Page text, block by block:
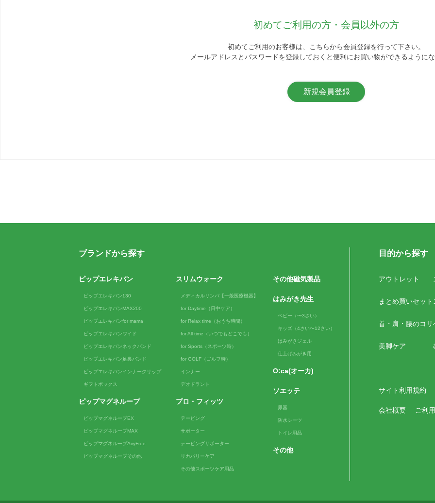
初めてご利用の方・会員以外の方
初めてご利用のお客様は、こちらから会員登録を行って下さい。
メールアドレスとパスワードを登録しておくと便利にお買い物ができるように
ブランドから探す
ピップエレキバン
ピップエレキバン130
ピップエレキバンMAX200
ピップエレキバンfor mama
ピップエレキバンワイド
ピップエレキバンネックバンド
ピップエレキバン足裏バンド
ピップエレキバンインナークリップ
ギフトボックス
ピップマグネループ
ピップマグネループEX
ピップマグネループMAX
ピップマグネループAiryFree
ピップマグネループその他
スリムウォーク
メディカルリンパ【一般医療機器】
for Daytime（日中ケア）
for Relax time（おうち時間）
for All time（いつでもどこでも）
for Sports（スポーツ時）
for GOLF（ゴルフ時）
インナー
デオドラント
プロ・フィッツ
テーピング
サポーター
テーピングサポーター
リカバリーケア
その他スポーツケア用品
その他磁気製品
はみがき先生
ベビー（〜3さい）
キッズ（4さい〜12さい）
はみがきジェル
仕上げみがき用
O:ca(オーカ)
ソエッテ
尿器
防水シーツ
トイレ用品
その他
目的から探す
アウトレット
まとめ買いセット
首・肩・腰のコリ
美脚ケア
サイト利用規約
会社概要 ご利